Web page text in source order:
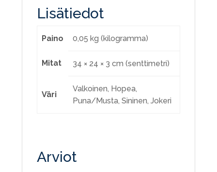
Lisätiedot
Paino 0,05 kg (kilogramma)
Mitat 34 × 24 × 3 cm (senttimetri)
Väri
Valkoinen, Hopea,
Puna/Musta, Sininen, Jokeri
Arviot